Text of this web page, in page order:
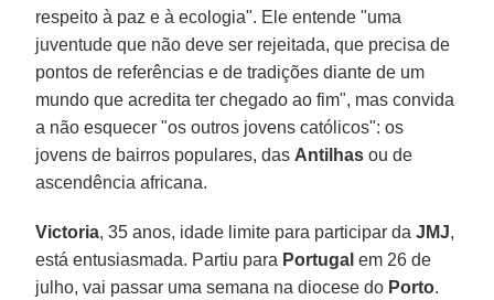
respeito à paz e à ecologia". Ele entende "uma
juventude que não deve ser rejeitada, que precisa de
pontos de referências e de tradições diante de um
mundo que acredita ter chegado ao fim", mas convida
a não esquecer "os outros jovens católicos": os
jovens de bairros populares, das Antilhas ou de
ascendência africana.
Victoria, 35 anos, idade limite para participar daJMJ,
está entusiasmada. Partiu para Portugal em 26 de
julho, vai passar uma semana na diocese do Porto.